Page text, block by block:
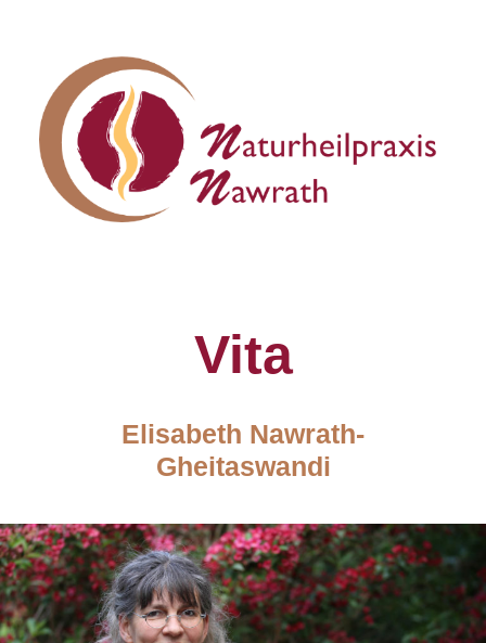
Vita
Elisabeth Nawrath-
Gheitaswandi